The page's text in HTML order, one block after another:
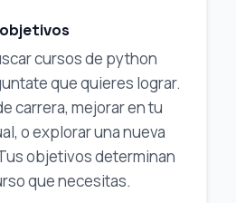
cursos de python
que quieres lograr.
carrera, mejorar en tu
o explorar una nueva
objetivos determinan
que necesitas.